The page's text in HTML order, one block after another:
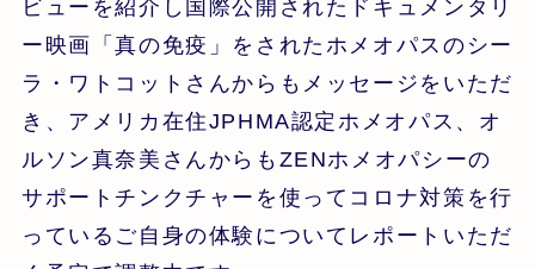
ビューを紹介し国際公開されたドキュメンタリ
ー映画「真の免疫」をされたホメオパスのシー
ラ・ワトコットさんからもメッセージをいただ
き、アメリカ在住JPHMA認定ホメオパス、オ
ルソン真奈美さんからもZENホメオパシーの
サポートチンクチャーを使ってコロナ対策を行
っているご自身の体験についてレポートいただ